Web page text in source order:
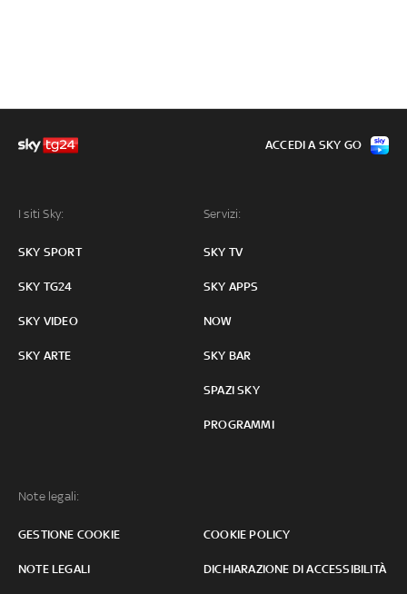
I siti Sky:
SKY SPORT
SKY TG24
SKY VIDEO
SKY ARTE
Servizi:
SKY TV
SKY APPS
NOW
SKY BAR
SPAZI SKY
PROGRAMMI
Note legali:
GESTIONE COOKIE COOKIE POLICY
NOTE LEGALI DICHIARAZIONE DI ACCESSIBILITÀ
ACCEDI A SKY GO